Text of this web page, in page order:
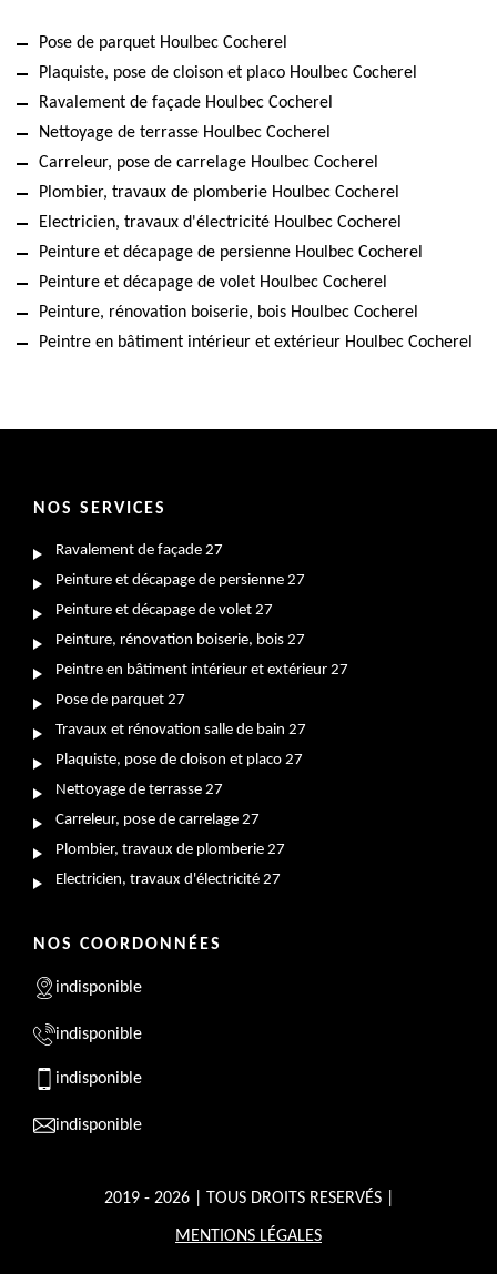
Pose de parquet Houlbec Cocherel
Plaquiste, pose de cloison et placo Houlbec Cocherel
Ravalement de façade Houlbec Cocherel
Nettoyage de terrasse Houlbec Cocherel
Carreleur, pose de carrelage Houlbec Cocherel
Plombier, travaux de plomberie Houlbec Cocherel
Electricien, travaux d'électricité Houlbec Cocherel
Peinture et décapage de persienne Houlbec Cocherel
Peinture et décapage de volet Houlbec Cocherel
Peinture, rénovation boiserie, bois Houlbec Cocherel
Peintre en bâtiment intérieur et extérieur Houlbec Cocherel
NOS SERVICES
Ravalement de façade 27
Peinture et décapage de persienne 27
Peinture et décapage de volet 27
Peinture, rénovation boiserie, bois 27
Peintre en bâtiment intérieur et extérieur 27
Pose de parquet 27
Travaux et rénovation salle de bain 27
Plaquiste, pose de cloison et placo 27
Nettoyage de terrasse 27
Carreleur, pose de carrelage 27
Plombier, travaux de plomberie 27
Electricien, travaux d'électricité 27
NOS COORDONNÉES
indisponible
indisponible
indisponible
indisponible
2019 - 2026 | TOUS DROITS RESERVÉS |
MENTIONS LÉGALES